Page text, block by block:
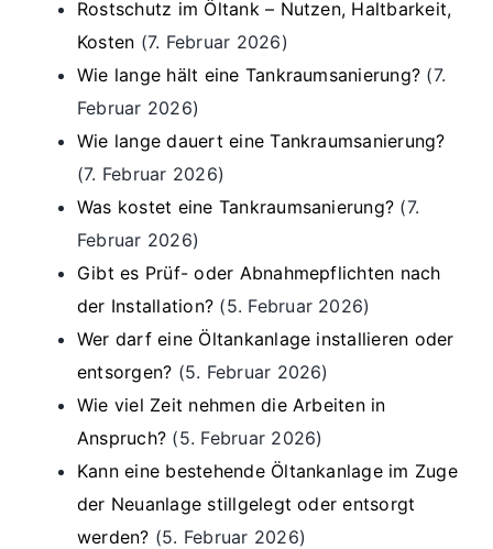
Rostschutz im Öltank – Nutzen, Haltbarkeit,
Kosten (7. Februar 2026)
Wie lange hält eine Tankraumsanierung? (7.
Februar 2026)
Wie lange dauert eine Tankraumsanierung?
(7. Februar 2026)
Was kostet eine Tankraumsanierung? (7.
Februar 2026)
Gibt es Prüf- oder Abnahmepflichten nach
der Installation? (5. Februar 2026)
Wer darf eine Öltankanlage installieren oder
entsorgen? (5. Februar 2026)
Wie viel Zeit nehmen die Arbeiten in
Anspruch? (5. Februar 2026)
Kann eine bestehende Öltankanlage im Zuge
der Neuanlage stillgelegt oder entsorgt
werden? (5. Februar 2026)